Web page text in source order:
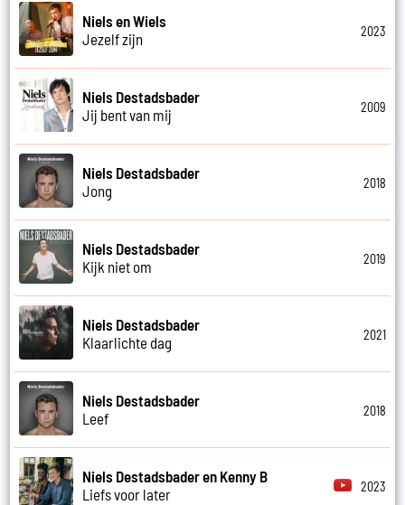
Niels en Wiels
Jezelf zijn
2023
Niels Destadsbader
Jij bent van mij
2009
Niels Destadsbader
Jong
2018
Niels Destadsbader
Kijk niet om
2019
Niels Destadsbader
Klaarlichte dag
2021
Niels Destadsbader
Leef
2018
Niels Destadsbader en Kenny B
Liefs voor later
2023